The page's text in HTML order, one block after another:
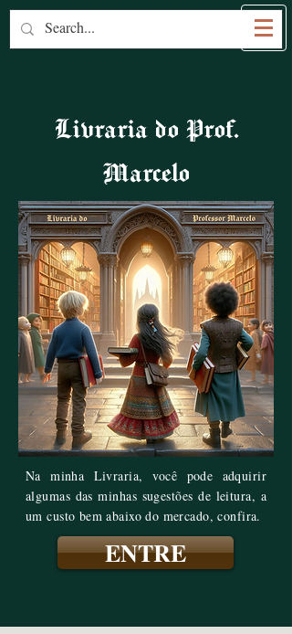
Prof. Marcelo Bruggemann
Livraria do Prof.
Marcelo
Na minha Livraria, você pode adquirir
algumas das minhas sugestões de leitura, a
um custo bem abaixo do mercado, confira.
ENTRE